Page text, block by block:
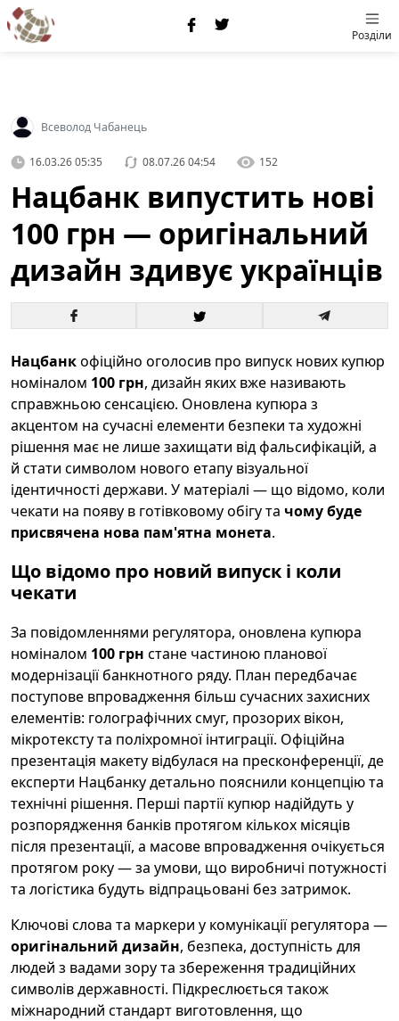
Розділи
Всеволод Чабанець
16.03.26 05:35 08.07.26 04:54 152
Нацбанк випустить нові
100 грн — оригінальний
дизайн здивує українців
Нацбанкофіційно оголосив про випуск нових купюр
номіналом 100 грн, дизайн яких вже називають
справжньою сенсацією. Оновлена купюра з
акцентом на сучасні елементи безпеки та художні
рішення має не лише захищати від фальсифікацій, а
й стати символом нового етапу візуальної
ідентичності держави. У матеріалі — що відомо, коли
чекати на появу в готівковому обігу та чому буде
присвячена нова пам'ятна монета.
Що відомо про новий випуск і коли
чекати
За повідомленнями регулятора, оновлена купюра
номіналом 100 грн стане частиною планової
модернізації банкнотного ряду. План передбачає
поступове впровадження більш сучасних захисних
елементів: голографічних смуг, прозорих вікон,
мікротексту та поліхромної інтиграції. Офіційна
презентація макету відбулася на пресконференції, де
експерти Нацбанку детально пояснили концепцію та
технічні рішення. Перші партії купюр надійдуть у
розпорядження банків протягом кількох місяців
після презентації, а масове впровадження очікується
протягом року — за умови, що виробничі потужності
та логістика будуть відпрацьовані без затримок.
Ключові слова та маркери у комунікації регулятора —
оригінальний дизайн, безпека, доступність для
людей з вадами зору та збереження традиційних
символів державності. Підкреслюється також
міжнародний стандарт виготовлення, що